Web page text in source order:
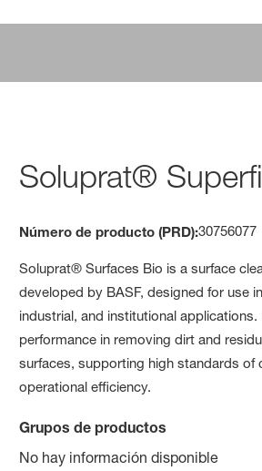
Soluprat®
Número de producto (PRD):30756077
Soluprat® Surfaces Bio is a surface
developed by BASF, designed for use
industrial, and institutional
performance in removing dirt and
surfaces, supporting high standards of
operational efficiency.
Grupos de productos
No hay información disponible